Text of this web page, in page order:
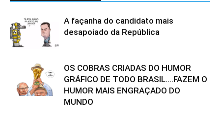
A façanha do candidato mais
desapoiado da República
OS COBRAS CRIADAS DO HUMOR
GRÁFICO DE TODO BRASIL….FAZEM O
HUMOR MAIS ENGRAÇADO DO
MUNDO